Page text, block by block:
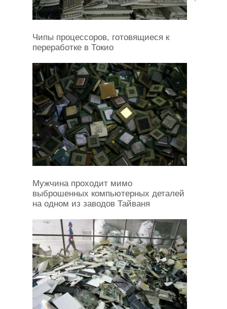
Чипы процессоров, готовящиеся к
переработке в Токио
Мужчина проходит мимо
выброшенных компьютерных деталей
на одном из заводов Тайваня